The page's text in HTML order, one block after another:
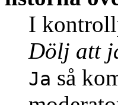
I
Dölj att
Ja så